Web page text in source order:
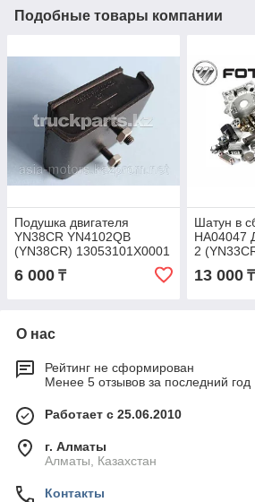
Подобные товары компании
Подушка двигателя
YN38CR YN4102QB
(YN38CR) 13053101X0001
6 000 ₸
Шатун в
HA04047
2
13 000₸
О нас
Рейтинг не сформирован
Менее 5 отзывов за последний год
Работает с 25.06.2010
г. Алматы
Алматы, Казахстан
Контакты